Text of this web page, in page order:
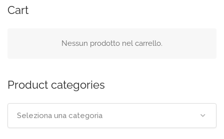
Cart
Nessun prodotto nel carrello.
Product categories
Seleziona una categoria